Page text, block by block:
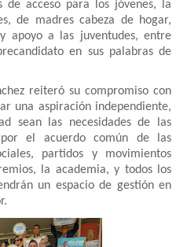
de acceso para los jóvenes, la
de madres cabeza de hogar,
apoyo a las juventudes, entre
en sus palabras de
reiteró su compromiso con
una aspiración independiente,
sean las necesidades de las
por el acuerdo común de las
partidos y movimientos
la academia, y todos los
un espacio de gestión en